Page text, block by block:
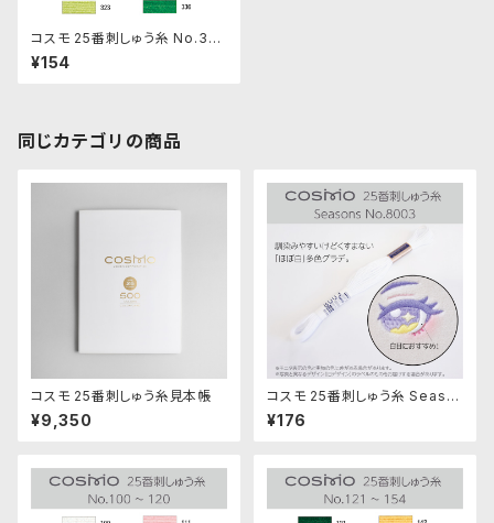
コスモ 25番刺しゅう糸 No.30
9‾336
¥154
同じカテゴリの商品
コスモ 25番刺しゅう糸見本帳
¥9,350
コスモ 25番刺しゅう糸 Seaso
ns No.8003「ほぼ白」多色グラ
デ
¥176